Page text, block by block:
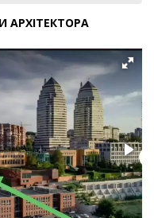
АРХІТЕКТОРА